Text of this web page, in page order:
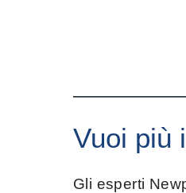
Vuoi più
Gli esperti